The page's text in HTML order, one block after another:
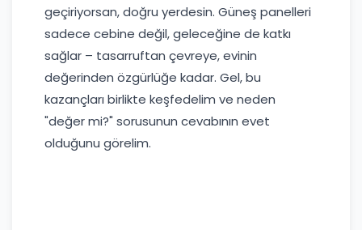
geçiriyorsan, doğru yerdesin. Güneş panelleri
sadece cebine değil, geleceğine de katkı
sağlar – tasarruftan çevreye, evinin
değerinden özgürlüğe kadar. Gel, bu
kazançları birlikte keşfedelim ve neden
"değer mi?" sorusunun cevabının evet
olduğunu görelim.